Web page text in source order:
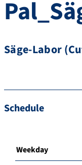
Säge-Labor
Schedule
Weekday